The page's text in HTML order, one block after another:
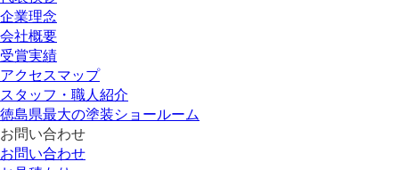
企業理念
会社概要
受賞実績
アクセスマップ
スタッフ・職人紹介
徳島県最大の塗装ショールーム
お問い合わせ
お問い合わせ